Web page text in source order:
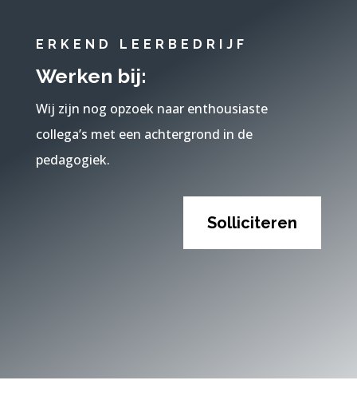
ERKEND LEERBEDRIJF
Werken bij:
Wij zijn nog opzoek naar enthousiaste
collega’s met een achtergrond in de
pedagogiek.
Solliciteren